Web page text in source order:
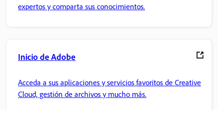
expertos y comparta sus conocimientos.
Inicio de Adobe
Acceda a sus aplicaciones y servicios favoritos de Creative
Cloud, gestión de archivos y mucho más.